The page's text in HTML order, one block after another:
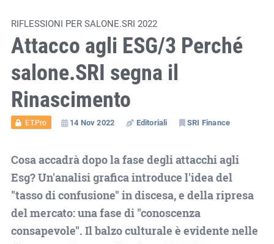
RIFLESSIONI PER SALONE.SRI 2022
Attacco agli ESG/3 Perché
salone.SRI segna il
Rinascimento
ET.Pro 14 Nov 2022 Editoriali SRI Finance
Cosa accadrà dopo la fase degli attacchi agli
Esg? Un'analisi grafica introduce l'idea del
"tasso di confusione" in discesa, e della ripresa
del mercato: una fase di "conoscenza
consapevole". Il balzo culturale è evidente nelle